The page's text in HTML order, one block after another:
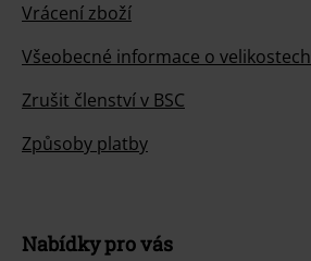
Vrácení zboží
Všeobecné informace o velikostech
Zrušit členství v BSC
Způsoby platby
Nabídky pro vás